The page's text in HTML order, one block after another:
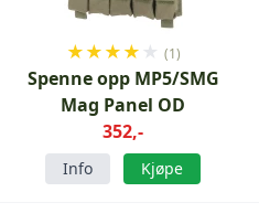
★★★★ ★ (1)
Spenne opp MP5/SMG
Mag Panel OD
352,-
Info Kjøpe